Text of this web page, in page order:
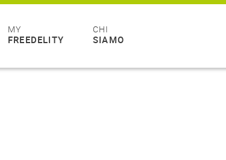
MY
FREEDELITY
CHI
SIAMO